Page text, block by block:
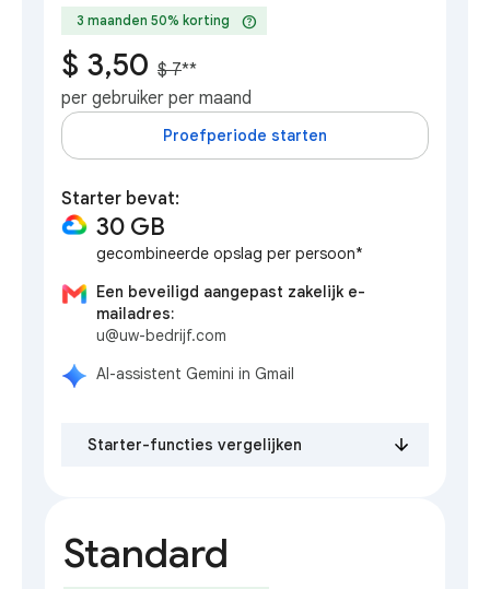
3 maanden 50% korting help
$ 3,50 $ 7**
per gebruiker per maand
Proefperiode starten
Starter bevat:
30 GB
gecombineerde opslag per persoon*
Een beveiligd aangepast zakelijk e-
mailadres:
u@uw-bedrijf.com
AI-assistent Gemini in Gmail
Starter-functies vergelijken
Standard